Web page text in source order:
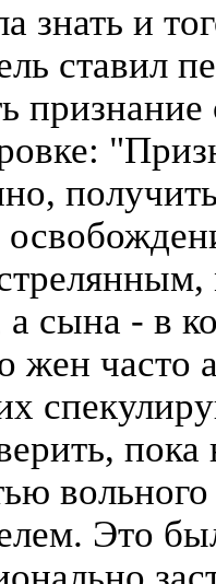
знать и
ставил
сына - в
жен часто
вольного
Это